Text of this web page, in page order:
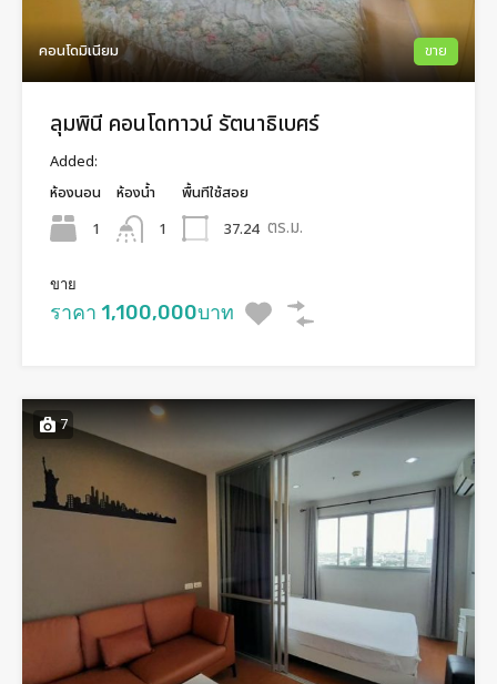
คอนโดมิเนียม ขาย
ลุมพินี คอนโดทาวน์ รัตนาธิเบศร์
Added:
ห้องนอน
1
ห้องน้ำ
1
พื้นทีใช้สอย
37.24 ตร.ม.
ขาย
ราคา 1,100,000บาท
7